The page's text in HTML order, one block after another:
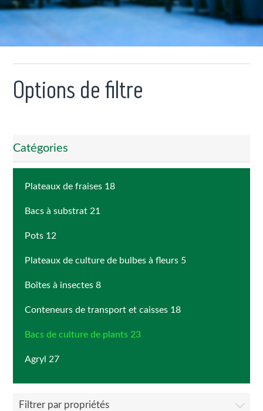
Options de filtre
Catégories
Plateaux de fraises 18
Bacs à substrat 21
Pots 12
Plateaux de culture de bulbes à fleurs 5
Boîtes à insectes 8
Conteneurs de transport et caisses 18
Bacs de culture de plants 23
Agryl 27
Filtrer par propriétés